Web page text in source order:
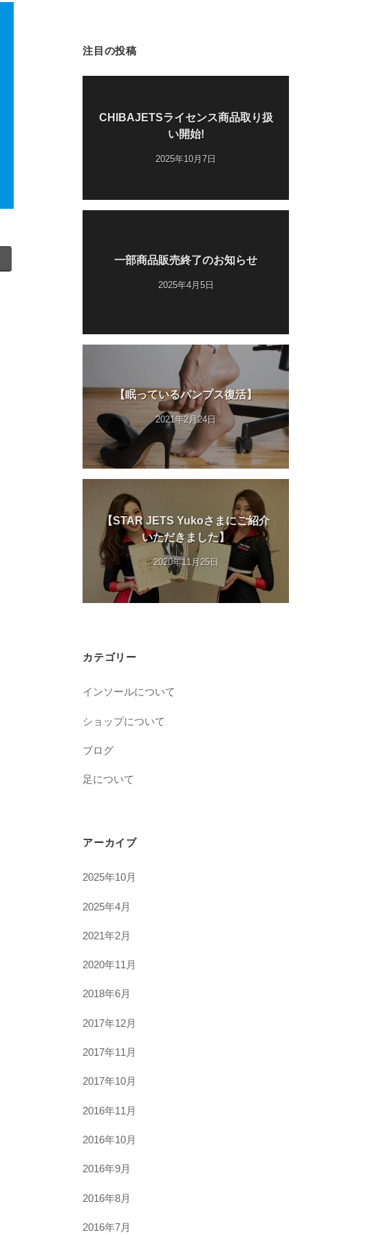
注目の投稿
CHIBAJETSライセンス商品取り扱
い開始!
2025年10月7日
一部商品販売終了のお知らせ
2025年4月5日
【眠っているパンプス復活】
2021年2月24日
【STAR JETS Yukoさまにご紹介
いただきました】
2020年11月25日
カテゴリー
インソールについて
ショップについて
ブログ
足について
アーカイブ
2025年10月
2025年4月
2021年2月
2020年11月
2018年6月
2017年12月
2017年11月
2017年10月
2016年11月
2016年10月
2016年9月
2016年8月
2016年7月